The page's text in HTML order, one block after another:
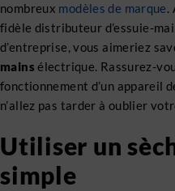
nombreux modèles de marque.
fidèle distributeur d’essuie-
d’entreprise, vous aimeriez
mains électrique. Rassurez-
fonctionnement d’un appareil
n’allez pas tarder à oublier
Utiliser un
simple